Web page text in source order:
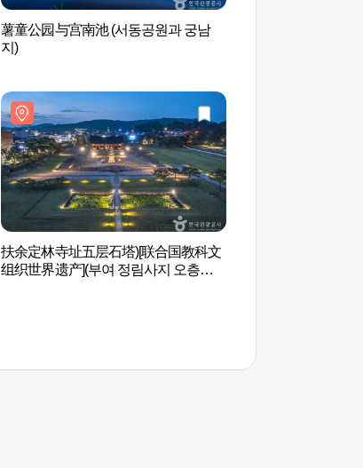
薯童公园与宫南池 (서동공원과 궁남
지)
扶余定林寺址五层石塔)[联合国教科文
组织世界遗产](부여 정림사지 오층석